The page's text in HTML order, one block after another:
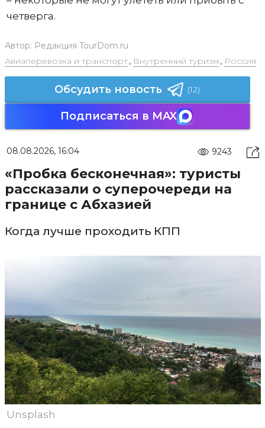
четверга.
Автор: Редакция TourDom.ru
Авиаперевозка и транспорт, Внутренний туризм , Россия
Обсудить новость (12)
Подписаться в MAX
08.08.2026, 16:04 9243
«Пробка бесконечная»: туристы
рассказали о суперочереди на
границе с Абхазией
Когда лучше проходить КПП
Unsplash